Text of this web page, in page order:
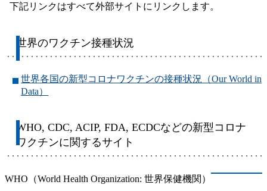
下記リンクはすべて外部サイトにリンクします。
世界のワクチン接種状況
世界各国の新型コロナワクチンの接種状況（Our World in
Data）
WHO, CDC, ACIP, FDA, ECDCなどの新型コロナ
ワクチンに関するサイト
WHO（World Health Organization: 世界保健機関）